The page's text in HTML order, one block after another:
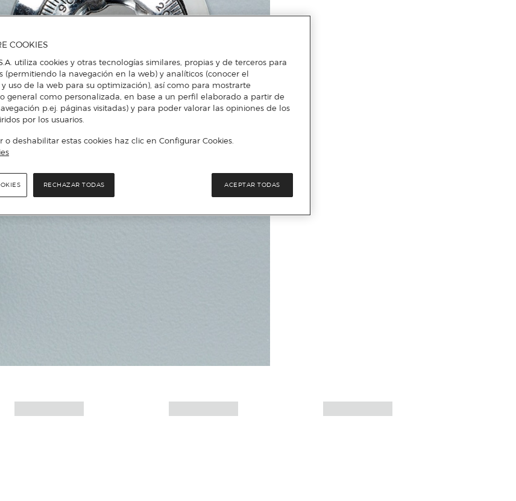
COOKIES
utiliza cookies y otras tecnologías similares, propias y de terceros para
(permitiendo la navegación en la web) y analíticos (conocer el
uso de la web para su optimización), así como para mostrarte
general como personalizada, en base a un perfil elaborado a partir de
p.ej. páginas visitadas) y para poder valorar las opiniones de los
por los usuarios.
o deshabilitar estas cookies haz clic en Configurar Cookies.
RECHAZAR TODAS ACEPTAR TODAS